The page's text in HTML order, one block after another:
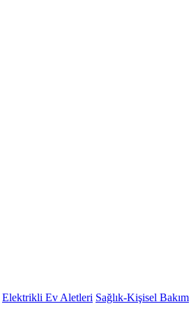
Elektrikli Ev Aletleri Sağlık-Kişisel Bakım